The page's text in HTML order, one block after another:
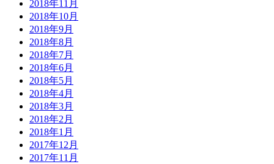
2018年11月
2018年10月
2018年9月
2018年8月
2018年7月
2018年6月
2018年5月
2018年4月
2018年3月
2018年2月
2018年1月
2017年12月
2017年11月